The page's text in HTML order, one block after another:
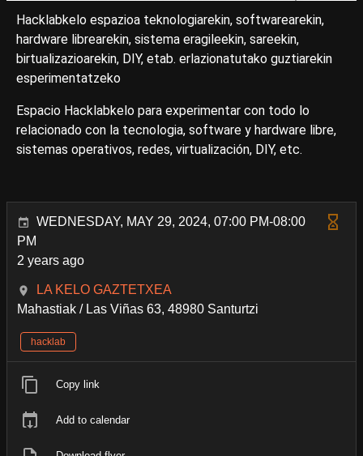
Hacklabkelo espazioa teknologiarekin, softwarearekin,
hardware librearekin, sistema eragileekin, sareekin,
birtualizazioarekin, DIY, etab. erlazionatutako guztiarekin
esperimentatzeko
Espacio Hacklabkelo para experimentar con todo lo
relacionado con la tecnologia, software y hardware libre,
sistemas operativos, redes, virtualización, DIY, etc.
WEDNESDAY, MAY 29, 2024, 07:00 PM-08:00
PM
2 years ago
LA KELO GAZTETXEA
Mahastiak / Las Viñas 63, 48980 Santurtzi
hacklab
Copy link
Add to calendar